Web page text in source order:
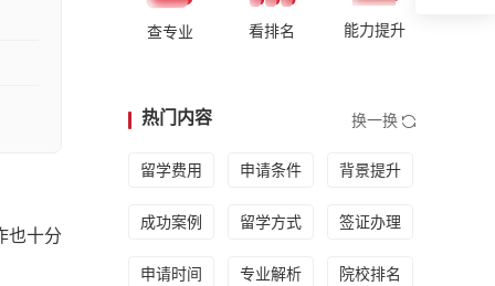
也十分
查专业 看排名 能力提升
热门内容 换一换
留学费用 申请条件 背景提升
成功案例 留学方式 签证办理
申请时间 专业解析 院校排名